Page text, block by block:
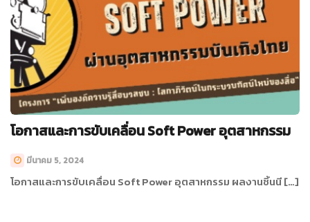
โอกาสและการขับเคลื่อน Soft Power อุตสาหกรรม
มีนาคม 5, 2024
โอกาสและการขับเคลื่อน Soft Power อุตสาหกรรม ผลงานชิ้นนี […]